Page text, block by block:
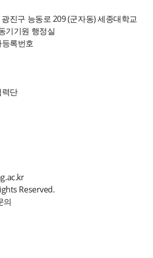
진구 능동로 209 (군자동) 세종대학교
기기원 행정실
록번호
단
Reserved.
의